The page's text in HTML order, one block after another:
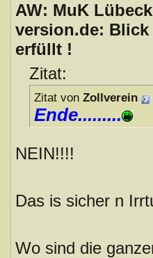
AW: MuK
version.de: Blick
erfüllt !
Zitat:
Zitat von Zollverein
Ende.........
NEIN!!!!
Das is sicher n
Wo sind die